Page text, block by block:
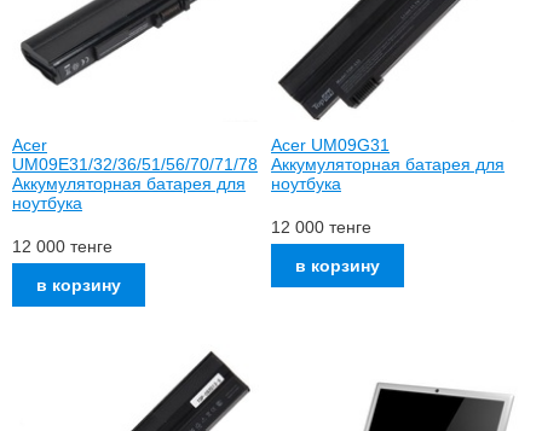
Acer
UM09E31/32/36/51/56/70/71/78
Аккумуляторная батарея для
ноутбука
12 000 тенге
Acer UM09G31
Аккумуляторная батарея для
ноутбука
12 000 тенге